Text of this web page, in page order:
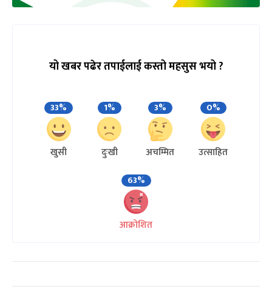
यो खबर पढेर तपाईलाई कस्तो महसुस भयो ?
33%
खुसी
1%
दुःखी
3%
अचम्मित
0%
उत्साहित
63%
आक्रोशित